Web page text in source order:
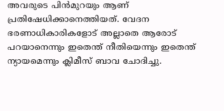
അവരുടെ പിൻമുറയും ആണ്
പ്രതിഷേധിക്കാനെത്തിയത്. വേദന
ഭരണാധികാരികളോട് അല്ലാതെ ആരോട്
പറയാനെന്നും ഇതെന്ത് നീതിയെന്നും ഇതെന്ത്
ന്യായമെന്നും ക്ലിമീസ് ബാവ ചോദിച്ചു.